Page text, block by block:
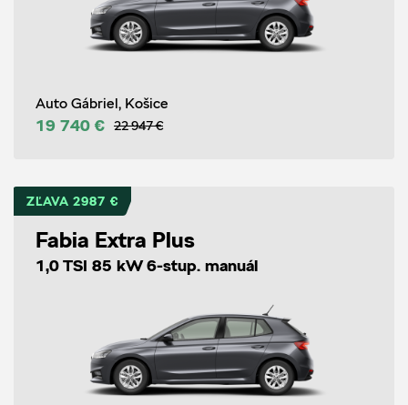
Auto Gábriel, Košice
19 740 € 22 947 €
ZĽAVA 2987 €
Fabia Extra Plus
1,0 TSI 85 kW 6-stup. manuál